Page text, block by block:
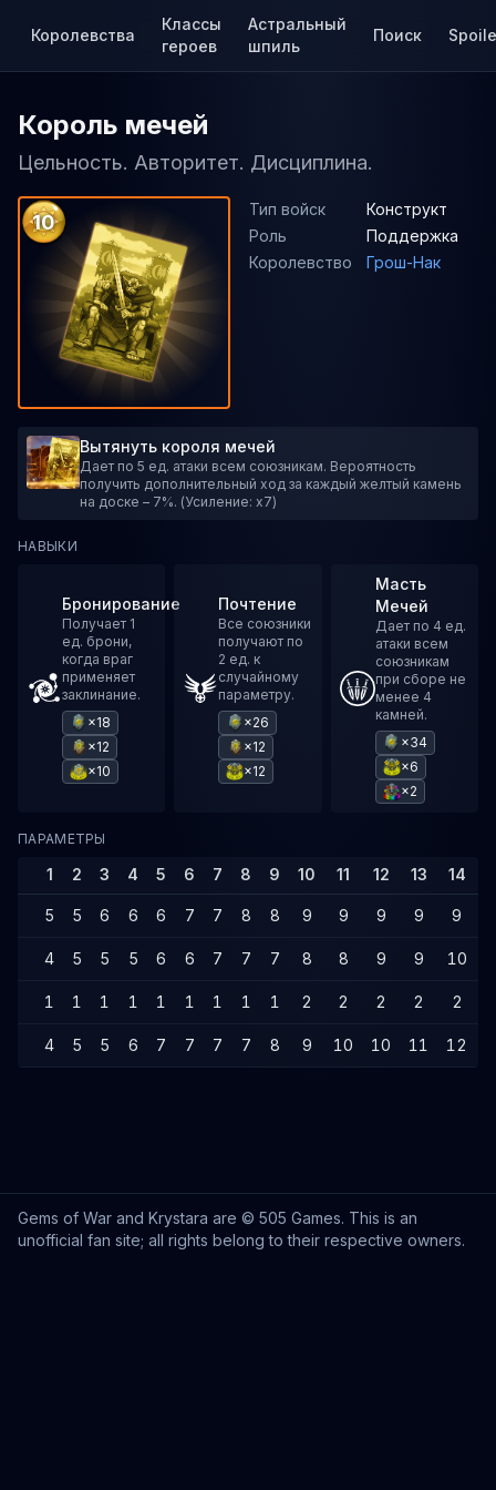
Королевства
Классы
героев
Астральный
шпиль
Поиск
Король мечей
Цельность. Авторитет. Дисциплина.
10
Тип войск
Конструкт
Роль
Поддержка
Королевство
Грош-Нак
Вытянуть короля мечей
Дает по 5 ед. атаки всем союзникам. Вероятность
получить дополнительный ход за каждый желтый камень
на доске – 7%. (Усиление: x7)
НАВЫКИ
Бронирование
Получает 1
ед. брони,
когда враг
применяет
заклинание.
×18
×12
×10
Почтение
Все союзники
получают по
2 ед. к
случайному
параметру.
×26
×12
×12
Масть
Мечей
Дает по 4 ед.
атаки всем
союзникам
при сборе не
менее 4
камней.
×34
×6
×2
ПАРАМЕТРЫ
1 2 3 4 5 6 7 8 9 10 11 12 13 14
5 5 6 6 6 7 7 8 8 9 9 9 9 9
4 5 5 5 6 6 7 7 7 8 8 9 9 10
1 1 1 1 1 1 1 1 1 2 2 2 2 2
4 5 5 6 7 7 7 7 8 9 10 10 11 12
Gems of War and Krystara are © 505 Games. This is an
unofficial fan site; all rights belong to their respective owners.